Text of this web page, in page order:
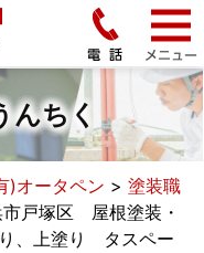
んちく
)オータペン > 塗装職
戸塚区 屋根塗装・
、上塗り タスペー